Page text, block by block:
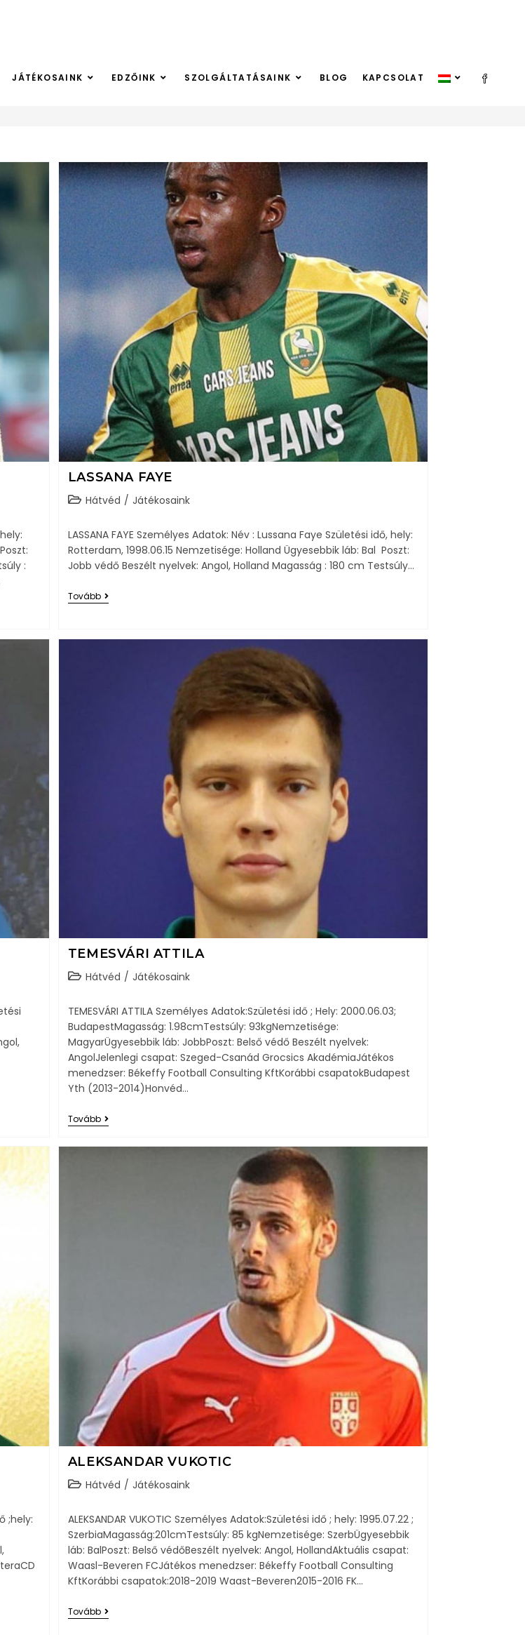
JÁTÉKOSAINK EDZŐINK SZOLGÁLTATÁSAINK BLOG KAPCSOLAT
:
LASSANA FAYE
Hátvéd / Játékosaink
LASSANA FAYE Személyes Adatok: Név : Lussana Faye Születési idő, hely:
Rotterdam, 1998.06.15 Nemzetisége: Holland Ügyesebbik láb: Bal Poszt:
Jobb védő Beszélt nyelvek: Angol, Holland Magasság : 180 cm Testsúly…
Tovább
TEMESVÁRI ATTILA
Hátvéd / Játékosaink
TEMESVÁRI ATTILA Személyes Adatok:Születési idő ; Hely: 2000.06.03;
BudapestMagasság: 1.98cmTestsúly: 93kgNemzetisége:
MagyarÜgyesebbik láb: JobbPoszt: Belső védő Beszélt nyelvek:
AngolJelenlegi csapat: Szeged-Csanád Grocsics AkadémiaJátékos
menedzser: Békeffy Football Consulting KftKorábbi csapatokBudapest
Yth (2013-2014)Honvéd…
Tovább
;hely:
ALEKSANDAR VUKOTIC
Hátvéd / Játékosaink
ALEKSANDAR VUKOTIC Személyes Adatok:Születési idő ; hely: 1995.07.22 ;
SzerbiaMagasság:201cmTestsúly: 85 kgNemzetisége: SzerbÜgyesebbik
láb: BalPoszt: Belső védőBeszélt nyelvek: Angol, HollandAktuális csapat:
Waasl-Beveren FCJátékos menedzser: Békeffy Football Consulting
KftKorábbi csapatok:2018-2019 Waast-Beveren2015-2016 FK…
Tovább